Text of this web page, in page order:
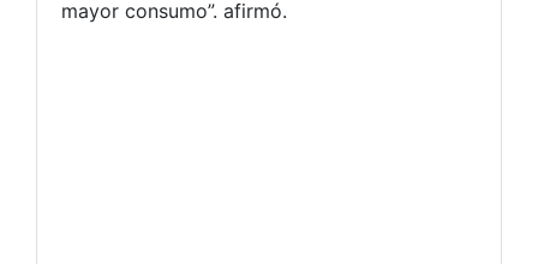
mayor consumo”. afirmó.